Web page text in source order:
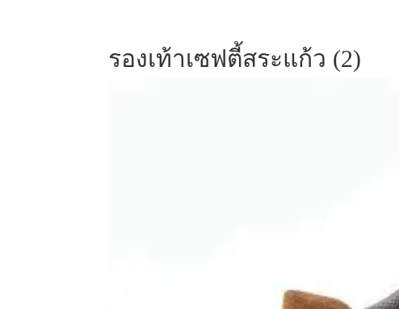
รองเท้าเซฟตี้สระแก้ว (2)